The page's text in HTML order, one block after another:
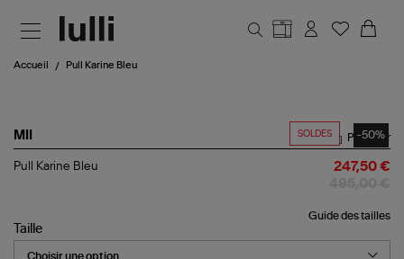
Accueil Pull Karine Bleu
SOLDES -50%
MII
Pull
Partager
Pull Karine Bleu 247,50 €
Guide des tailles
Taille